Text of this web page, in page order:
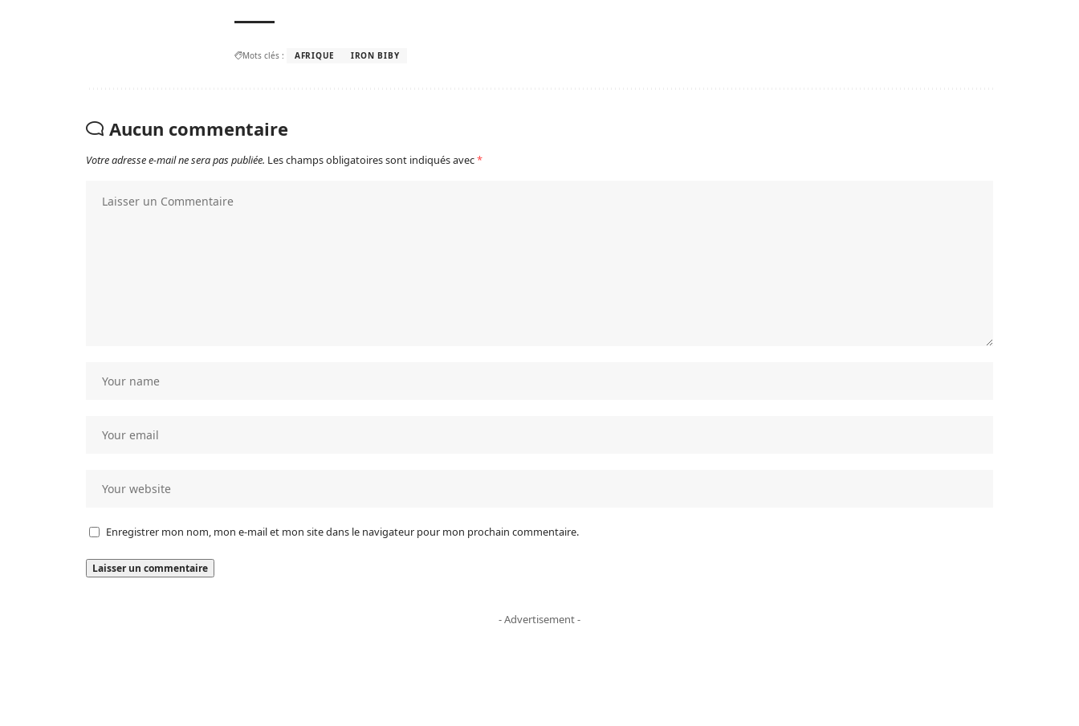
Mots clés : AFRIQUE IRON BIBY
Aucun commentaire
Votre adresse e-mail ne sera pas publiée. Les champs obligatoires sont indiqués avec*
Enregistrer mon nom, mon e-mail et mon site dans le navigateur pour mon prochain commentaire.
- Advertisement -